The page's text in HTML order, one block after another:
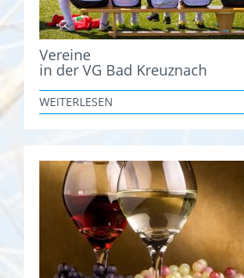
Vereine
in der VG Bad Kreuznach
WEITERLESEN